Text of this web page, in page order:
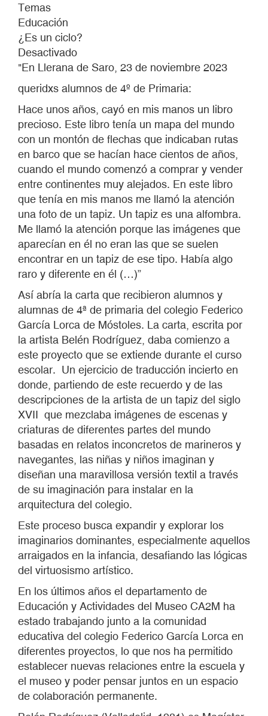
Temas
Educación
¿Es un ciclo?
Desactivado
"En Llerana de Saro, 23 de noviembre 2023
queridxs alumnos de 4º de Primaria:
Hace unos años, cayó en mis manos un libro
precioso. Este libro tenía un mapa del mundo
con un montón de flechas que indicaban rutas
en barco que se hacían hace cientos de años,
cuando el mundo comenzó a comprar y vender
entre continentes muy alejados. En este libro
que tenía en mis manos me llamó la atención
una foto de un tapiz. Un tapiz es una alfombra.
Me llamó la atención porque las imágenes que
aparecían en él no eran las que se suelen
encontrar en un tapiz de ese tipo. Había algo
raro y diferente en él (…)”
Así abría la carta que recibieron alumnos y
alumnas de 4ª de primaria del colegio Federico
García Lorca de Móstoles. La carta, escrita por
la artista Belén Rodríguez, daba comienzo a
este proyecto que se extiende durante el curso
escolar. Un ejercicio de traducción incierto en
donde, partiendo de este recuerdo y de las
descripciones de la artista de un tapiz del siglo
XVII que mezclaba imágenes de escenas y
criaturas de diferentes partes del mundo
basadas en relatos inconcretos de marineros y
navegantes, las niñas y niños imaginan y
diseñan una maravillosa versión textil a través
de su imaginación para instalar en la
arquitectura del colegio.
Este proceso busca expandir y explorar los
imaginarios dominantes, especialmente aquellos
arraigados en la infancia, desafiando las lógicas
del virtuosismo artístico.
En los últimos años el departamento de
Educación y Actividades del Museo CA2M ha
estado trabajando junto a la comunidad
educativa del colegio Federico García Lorca en
diferentes proyectos, lo que nos ha permitido
establecer nuevas relaciones entre la escuela y
el museo y poder pensar juntos en un espacio
de colaboración permanente.